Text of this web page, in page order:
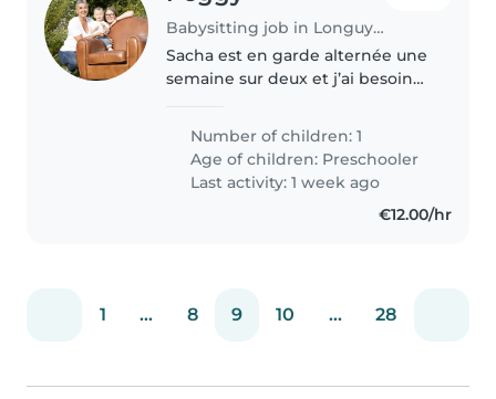
Babysitting job in Longuyon
Sacha est en garde alternée une
semaine sur deux et j’ai besoin
pour le déposer à l’école à 8h30
Nous avons un petit chat à la
maison qui ne sors..
Number of children: 1
Age of children: Preschooler
Last activity: 1 week ago
€12.00/hr
1 ... 8 9 10 ... 28